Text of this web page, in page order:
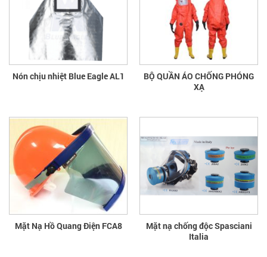
Nón chịu nhiệt Blue Eagle AL1
BỘ QUẦN ÁO CHỐNG PHÓNG
XẠ
Mặt Nạ Hồ Quang Điện FCA8
Mặt nạ chống độc Spasciani
Italia